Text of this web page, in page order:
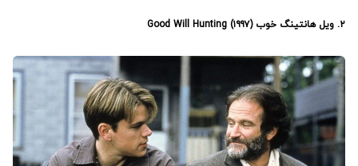
۲. ویل هانتینگ خوب (۱۹۹۷) Good Will Hunting